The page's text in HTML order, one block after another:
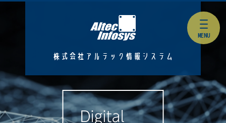
株式会社アルテック情報システム